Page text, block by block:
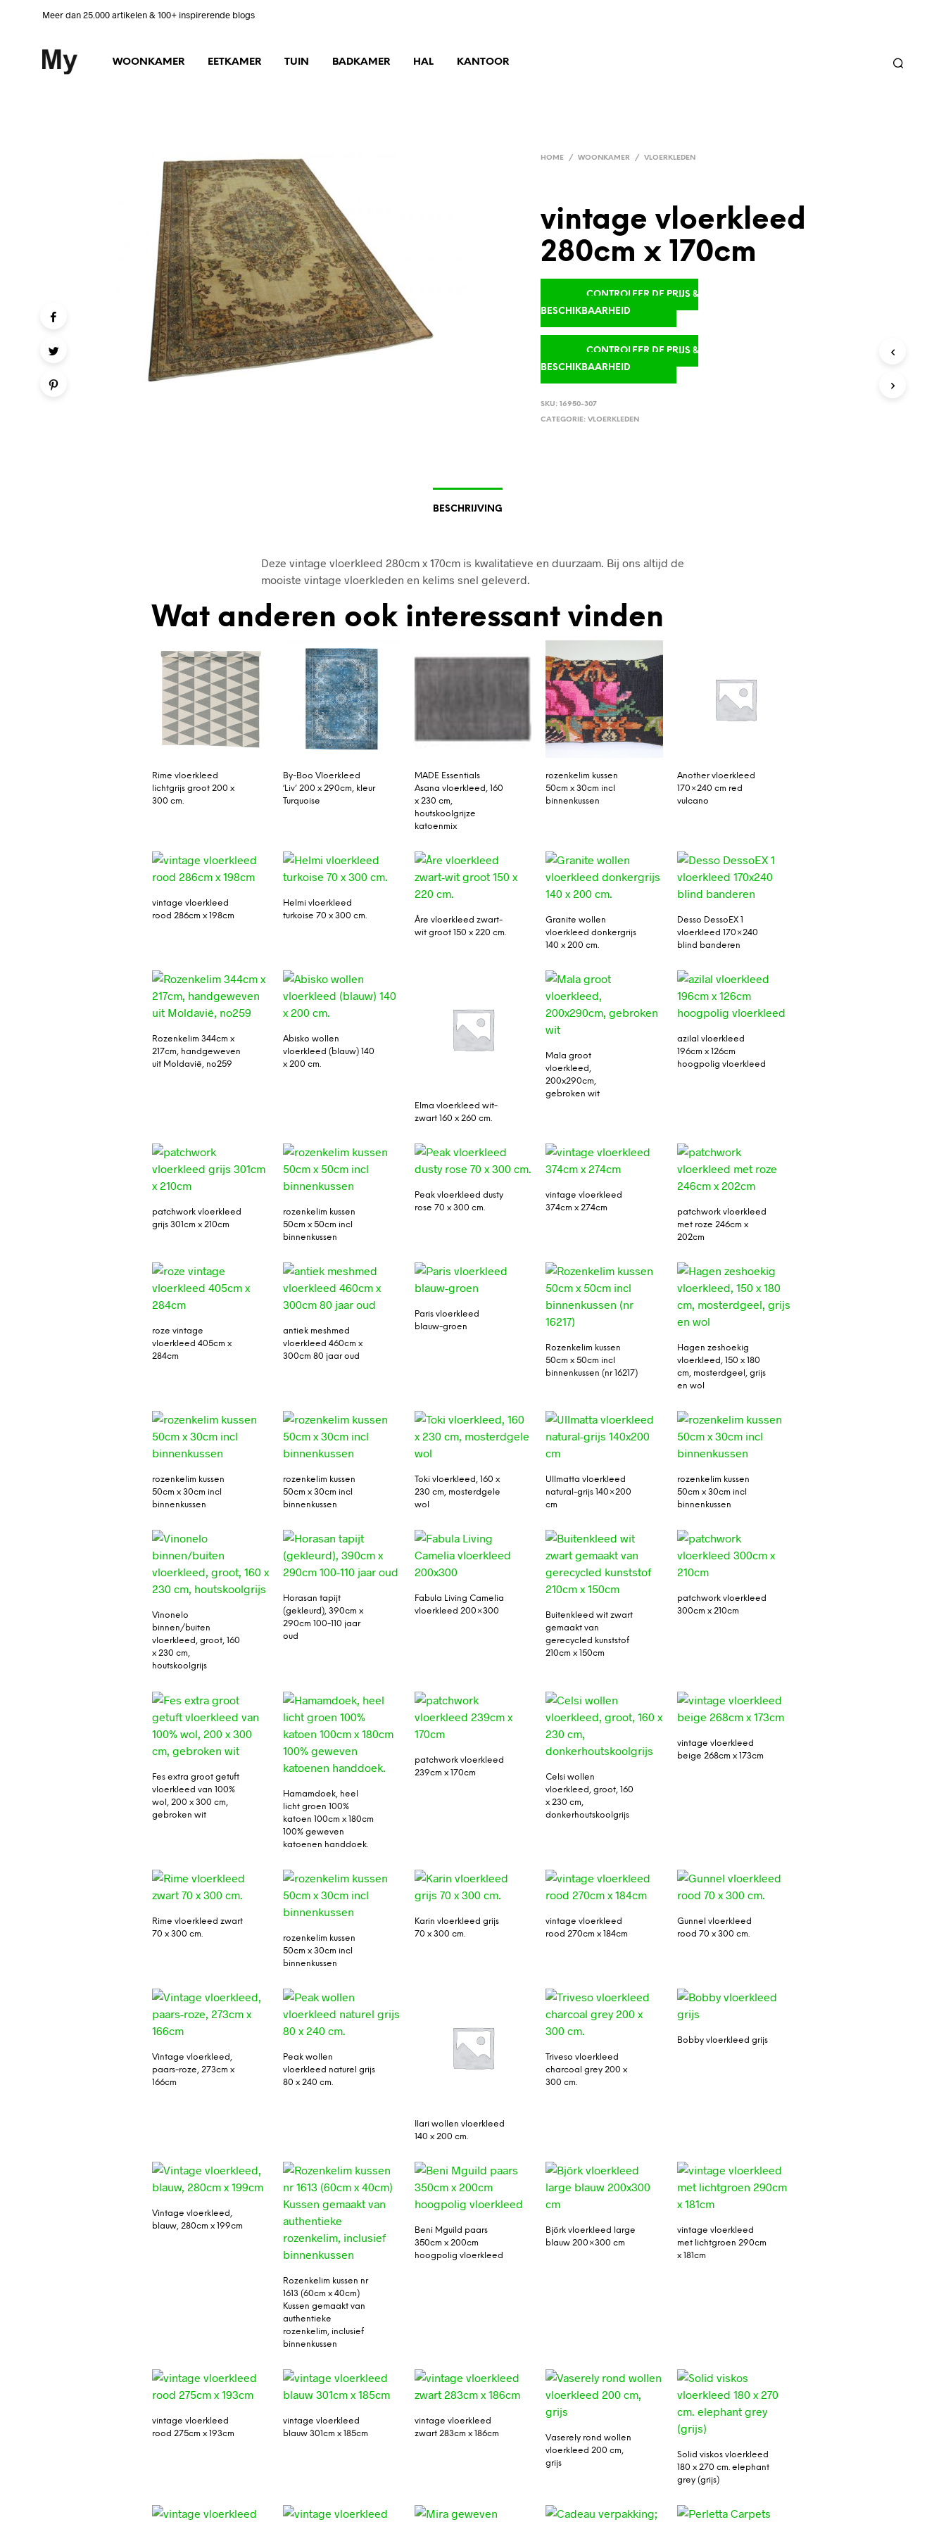
Meer dan 25.000 artikelen & 100+ inspirerende blogs
WOONKAMER EETKAMER TUIN BADKAMER HAL KANTOOR
HOME / WOONKAMER / VLOERKLEDEN
vintage vloerkleed
280cm x 170cm
CONTROLEER DE PRIJS &
BESCHIKBAARHEID
CONTROLEER DE PRIJS &
BESCHIKBAARHEID
SKU:16950-307
CATEGORIE:VLOERKLEDEN
BESCHRIJVING
Deze vintage vloerkleed 280cm x 170cm is kwalitatieve en duurzaam. Bij ons altijd de
mooiste vintage vloerkleden en kelims snel geleverd.
Wat anderen ook interessant vinden
Rime vloerkleed
lichtgrijs groot 200 x
300 cm.
By-Boo Vloerkleed
‘Liv’ 200 x 290cm, kleur
Turquoise
MADE Essentials
Asana vloerkleed, 160
x 230 cm,
houtskoolgrijze
katoenmix
rozenkelim kussen
50cm x 30cm incl
binnenkussen
Another vloerkleed
170×240 cm red
vulcano
vintage vloerkleed
rood 286cm x 198cm
Helmi vloerkleed
turkoise 70 x 300 cm.
Åre vloerkleed zwart-
wit groot 150 x 220 cm.
Granite wollen
vloerkleed donkergrijs
140 x 200 cm.
Desso DessoEX 1
vloerkleed 170×240
blind banderen
Rozenkelim 344cm x
217cm, handgeweven
uit Moldavië, no259
Abisko wollen
vloerkleed (blauw) 140
x 200 cm.
Elma vloerkleed wit-
zwart 160 x 260 cm.
Mala groot
vloerkleed,
200x290cm,
gebroken wit
azilal vloerkleed
196cm x 126cm
hoogpolig vloerkleed
patchwork vloerkleed
grijs 301cm x 210cm
rozenkelim kussen
50cm x 50cm incl
binnenkussen
Peak vloerkleed dusty
rose 70 x 300 cm.
vintage vloerkleed
374cm x 274cm
patchwork vloerkleed
met roze 246cm x
202cm
roze vintage
vloerkleed 405cm x
284cm
antiek meshmed
vloerkleed 460cm x
300cm 80 jaar oud
Paris vloerkleed
blauw-groen
Rozenkelim kussen
50cm x 50cm incl
binnenkussen (nr 16217)
Hagen zeshoekig
vloerkleed, 150 x 180
cm, mosterdgeel, grijs
en wol
rozenkelim kussen
50cm x 30cm incl
binnenkussen
rozenkelim kussen
50cm x 30cm incl
binnenkussen
Toki vloerkleed, 160 x
230 cm, mosterdgele
wol
Ullmatta vloerkleed
natural-grijs 140×200
cm
rozenkelim kussen
50cm x 30cm incl
binnenkussen
Vinonelo
binnen/buiten
vloerkleed, groot, 160
x 230 cm,
houtskoolgrijs
Horasan tapijt
(gekleurd), 390cm x
290cm 100-110 jaar
oud
Fabula Living Camelia
vloerkleed 200×300
Buitenkleed wit zwart
gemaakt van
gerecycled kunststof
210cm x 150cm
patchwork vloerkleed
300cm x 210cm
Fes extra groot getuft
vloerkleed van 100%
wol, 200 x 300 cm,
gebroken wit
Hamamdoek, heel
licht groen 100%
katoen 100cm x 180cm
100% geweven
katoenen handdoek.
patchwork vloerkleed
239cm x 170cm
Celsi wollen
vloerkleed, groot, 160
x 230 cm,
donkerhoutskoolgrijs
vintage vloerkleed
beige 268cm x 173cm
Rime vloerkleed zwart
70 x 300 cm.
rozenkelim kussen
50cm x 30cm incl
binnenkussen
Karin vloerkleed grijs
70 x 300 cm.
vintage vloerkleed
rood 270cm x 184cm
Gunnel vloerkleed
rood 70 x 300 cm.
Vintage vloerkleed,
paars-roze, 273cm x
166cm
Peak wollen
vloerkleed naturel grijs
80 x 240 cm.
Ilari wollen vloerkleed
140 x 200 cm.
Triveso vloerkleed
charcoal grey 200 x
300 cm.
Bobby vloerkleed grijs
Vintage vloerkleed,
blauw, 280cm x 199cm
Rozenkelim kussen nr
1613 (60cm x 40cm)
Kussen gemaakt van
authentieke
rozenkelim, inclusief
binnenkussen
Beni Mguild paars
350cm x 200cm
hoogpolig vloerkleed
Björk vloerkleed large
blauw 200×300 cm
vintage vloerkleed
met lichtgroen 290cm
x 181cm
vintage vloerkleed
rood 275cm x 193cm
vintage vloerkleed
blauw 301cm x 185cm
vintage vloerkleed
zwart 283cm x 186cm
Vaserely rond wollen
vloerkleed 200 cm,
grijs
Solid viskos vloerkleed
180 x 270 cm. elephant
grey (grijs)